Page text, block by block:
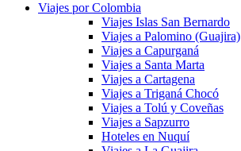
Viajes por Colombia
Viajes Islas San Bernardo
Viajes a Palomino (Guajira)
Viajes a Capurganá
Viajes a Santa Marta
Viajes a Cartagena
Viajes a Triganá Chocó
Viajes a Tolú y Coveñas
Viajes a Sapzurro
Hoteles en Nuquí